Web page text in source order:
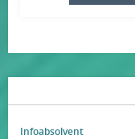
Infoabsolvent